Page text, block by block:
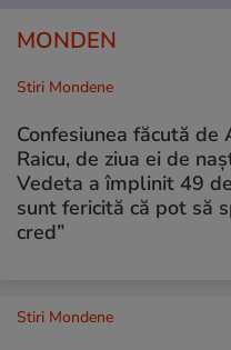
MONDEN
Stiri Mondene
Confesiunea făcută de
Raicu, de ziua ei de
Vedeta a împlinit 49
sunt fericită că pot să
cred”
Stiri Mondene